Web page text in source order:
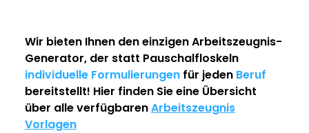
Wir bieten Ihnen den einzigenArbeitszeugnis-
Generator, der statt Pauschalfloskeln
individuelle Formulierungen für jeden Beruf
bereitstellt! Hier finden Sie eine Übersicht
über alle verfügbarenArbeitszeugnis
Vorlagen